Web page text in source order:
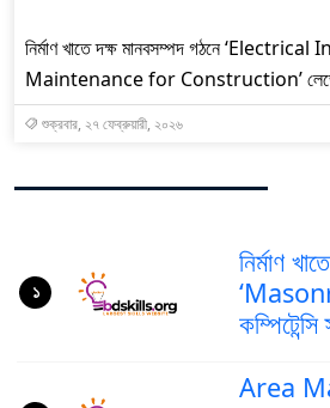
নির্মাণ খাতে দক্ষ মানবসম্পদ গঠনে
Maintenance for Construction’ লেভেল-৩
শুক্রবার, ২৭ ফেব্রুয়ারী, ২০২৬
নির্মাণ
১
Area